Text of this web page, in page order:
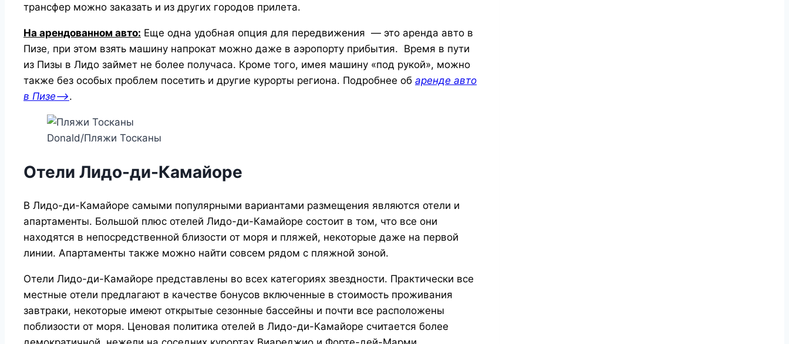
трансфер можно заказать и из других городов прилета.
На арендованном авто: Еще одна удобная опция для передвижения — это аренда авто в
Пизе, при этом взять машину напрокат можно даже в аэропорту прибытия. Время в пути
из Пизы в Лидо займет не более получаса. Кроме того, имея машину «под рукой», можно
также без особых проблем посетить и другие курорты региона. Подробнее об аренде авто
в Пизе—>.
Donald/Пляжи Тосканы
Отели Лидо-ди-Камайоре
В Лидо-ди-Камайоре самыми популярными вариантами размещения являются отели и
апартаменты. Большой плюс отелей Лидо-ди-Камайоре состоит в том, что все они
находятся в непосредственной близости от моря и пляжей, некоторые даже на первой
линии. Апартаменты также можно найти совсем рядом с пляжной зоной.
Отели Лидо-ди-Камайоре представлены во всех категориях звездности. Практически все
местные отели предлагают в качестве бонусов включенные в стоимость проживания
завтраки, некоторые имеют открытые сезонные бассейны и почти все расположены
поблизости от моря. Ценовая политика отелей в Лидо-ди-Камайоре считается более